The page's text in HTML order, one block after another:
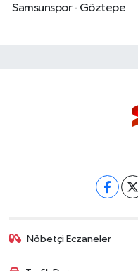
Samsunspor - Göztepe
Nöbetçi Eczaneler